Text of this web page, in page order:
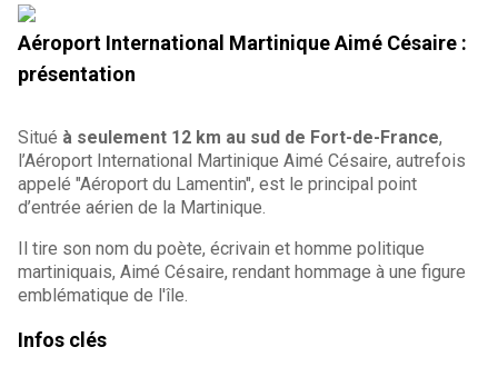
Aéroport International Martinique Aimé Césaire :
présentation
Situé à seulement 12 km au sud de Fort-de-France,
l’Aéroport International Martinique Aimé Césaire, autrefois
appelé "Aéroport du Lamentin", est le principal point
d’entrée aérien de la Martinique.
Il tire son nom du poète, écrivain et homme politique
martiniquais, Aimé Césaire, rendant hommage à une figure
emblématique de l'île.
Infos clés